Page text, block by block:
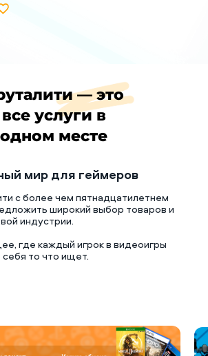
— это
все услуги в
одном месте
мир для геймеров
с более чем пятнадцатилетнем
широкий выбор товаров и
индустрии.
где каждый игрок в видеоигры
то что ищет.